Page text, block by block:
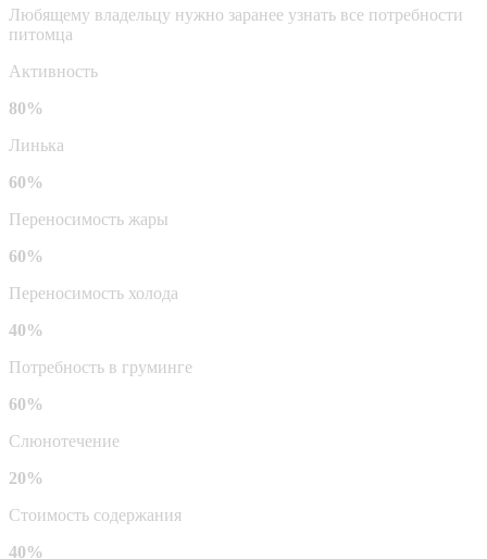
Любящему владельцу нужно заранее узнать все потребности
питомца
Активность
80%
Линька
60%
Переносимость жары
60%
Переносимость холода
40%
Потребность в груминге
60%
Слюнотечение
20%
Стоимость содержания
40%